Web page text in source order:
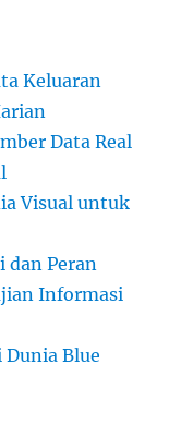
Keluaran
Data Real
Visual untuk
dan Peran
Informasi
Dunia Blue